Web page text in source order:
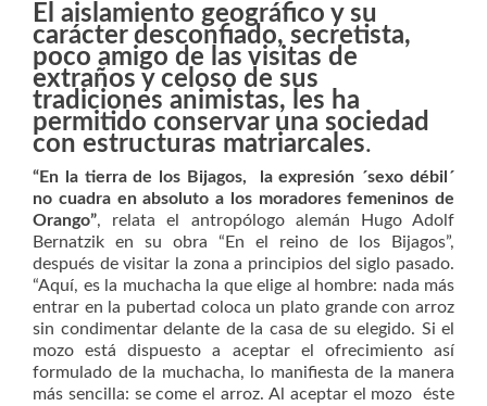
El aislamiento geográfico y su
carácter desconfiado, secretista,
poco amigo de las visitas de
extraños y celoso de sus
tradiciones animistas, les ha
permitido conservar una sociedad
con estructuras matriarcales.
“En la tierra de los Bijagos, la expresión ´sexo débil´
no cuadra en absoluto a los moradores femeninos de
Orango”, relata el antropólogo alemán Hugo Adolf
Bernatzik en su obra “En el reino de los Bijagos”,
después de visitar la zona a principios del siglo pasado.
“Aquí, es la muchacha la que elige al hombre: nada más
entrar en la pubertad coloca un plato grande con arroz
sin condimentar delante de la casa de su elegido. Si el
mozo está dispuesto a aceptar el ofrecimiento así
formulado de la muchacha, lo manifiesta de la manera
más sencilla: se come el arroz. Al aceptar el mozo éste